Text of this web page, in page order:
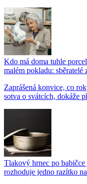
Kdo má doma tuhle
malém pokladu:
Zaprášená konvice, co
sotva o svátcích, dokáže
Tlakový hrnec po babičce
rozhoduje jedno razítko